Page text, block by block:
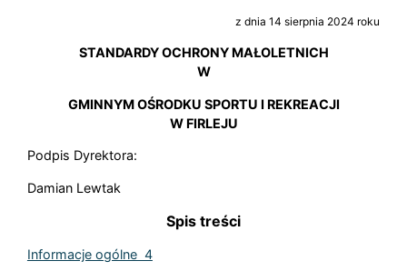
z dnia 14 sierpnia 2024 roku
STANDARDY OCHRONY MAŁOLETNICH
W
GMINNYM OŚRODKU SPORTU I REKREACJI
W FIRLEJU
Podpis Dyrektora:
Damian Lewtak
Spis treści
Informacje ogólne 4